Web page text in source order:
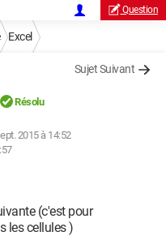
Question
Excel
Sujet Suivant
Résolu
2015 à 14:52
(c'est pour
les cellules )